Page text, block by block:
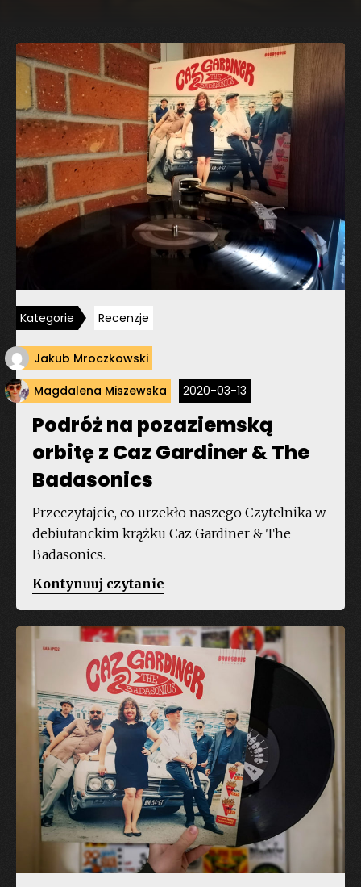
Kategorie Recenzje
Jakub Mroczkowski
Magdalena Miszewska
2020-03-13
Podróż na pozaziemską
orbitę z Caz Gardiner & The
Badasonics
Przeczytajcie, co urzekło naszego Czytelnika w
debiutanckim krążku Caz Gardiner & The
Badasonics.
Kontynuuj czytanie
pozaziemską
orbitę
z
Caz
Gardiner
&
The
Badasonics”